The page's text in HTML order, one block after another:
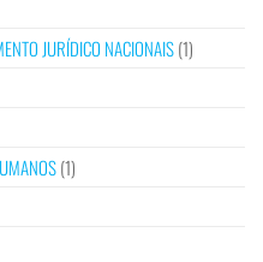
JURÍDICO NACIONAIS(1)
(1)